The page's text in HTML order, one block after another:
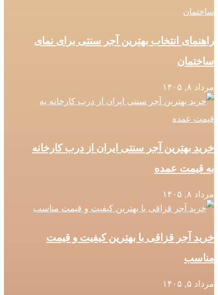
راهنمای انتخاب بهترین آجر سنتی برای نمای
ساختمان
مرداد ۸, ۱۴۰۵
خرید بهترین آجر سنتی ایران از درب کارخانه
به قیمت عمده
مرداد ۸, ۱۴۰۵
خرید آجر قزاقی با بهترین کیفیت و قیمت
مناسب
مرداد ۵, ۱۴۰۵